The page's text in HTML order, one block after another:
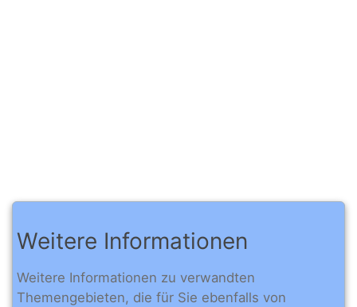
Weitere Informationen
Weitere Informationen zu verwandten
Themengebieten, die für Sie ebenfalls von